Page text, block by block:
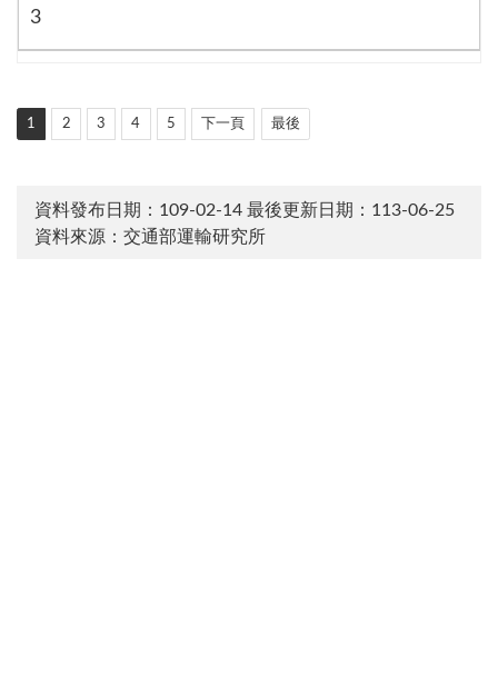
3
1 2 3 4 5 下一頁 最後
資料發布日期：109-02-14 最後更新日期：113-06-25
資料來源：交通部運輸研究所